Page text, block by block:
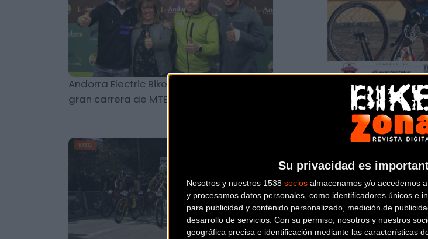
Su privacidad es
Nosotros y nuestros 1538 socios almacenamos y/o accedemos
y procesamos datos personales, como identificadores únicos e
para publicidad y contenido personalizado, medición de
desarrollo de servicios. Con su permiso, nosotros y nuestros
geográfica precisa e identificación mediante las características
Andorra Electric Bike Race: la primera
gran carrera de MTB eléctrica
Clinic gratuito de mecánica
supervivencia para la Titan
MTB